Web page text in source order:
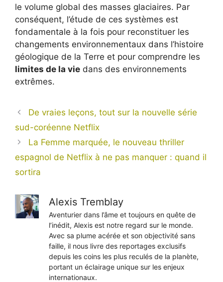
le volume global des masses glaciaires. Par
conséquent, l’étude de ces systèmes est
fondamentale à la fois pour reconstituer les
changements environnementaux dans l’histoire
géologique de la Terre et pour comprendre les
limites de la vie dans des environnements
extrêmes.
De vraies leçons, tout sur la nouvelle série
sud-coréenne Netflix
La Femme marquée, le nouveau thriller
espagnol de Netflix à ne pas manquer : quand il
sortira
Alexis Tremblay
Aventurier dans l’âme et toujours en quête de
l’inédit, Alexis est notre regard sur le monde.
Avec sa plume acérée et son objectivité sans
faille, il nous livre des reportages exclusifs
depuis les coins les plus reculés de la planète,
portant un éclairage unique sur les enjeux
internationaux.